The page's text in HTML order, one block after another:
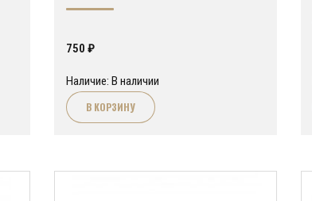
750 ₽
Наличие: В наличии
В КОРЗИНУ